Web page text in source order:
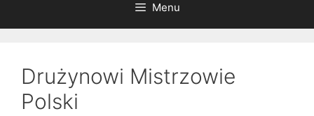
Menu
Drużynowi Mistrzowie
Polski